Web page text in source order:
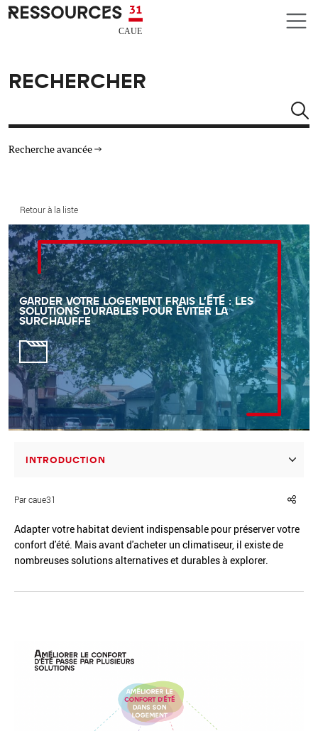
Aller au contenu principal
CAUE RESSOURCES 31
RECHERCHER
Recherche avancée
MATÉRIAUX
AUTRES CRITÈRES
Réinitialiser Fermer la recherche avancée
Retour à la liste
GARDER VOTRE LOGEMENT FRAIS L'ÉTÉ : LES
SOLUTIONS DURABLES POUR ÉVITER LA
SURCHAUFFE
INTRODUCTION
Par caue31
Adapter votre habitat devient indispensable pour préserver votre
confort d'été. Mais avant d'acheter un climatiseur, il existe de
nombreuses solutions alternatives et durables à explorer.